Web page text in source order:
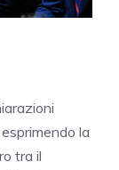
esprimendo la
tra il